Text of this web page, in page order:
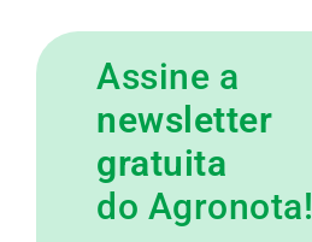
Assine a
newsletter
gratuita
do Agronota!